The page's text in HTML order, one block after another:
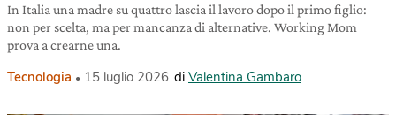
In Italia una madre su quattro lascia il lavoro dopo il primo figlio:
non per scelta, ma per mancanza di alternative. Working Mom
prova a crearne una.
Tecnologia 15 luglio 2026 di Valentina Gambaro